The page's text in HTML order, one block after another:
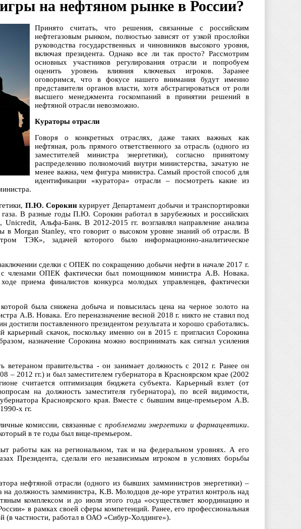
на нефтяном рынке в России?
Принято считать, что решения, связанные с российским
нефтегазовым рынком, полностью зависят от узкой прослойки
руководства государственных и чиновников высокого уровня,
включая президента. Однако все ли так просто? Рассмотрим
основных участников регулирования отрасли и попробуем
оценить уровень влияния ключевых игроков. Заранее
оговоримся, что в фокусе нашего внимания будут именно
представители органов власти, хотя абстрагироваться от роли
высшего менеджмента госкомпаний в принятии решений в
нефтяной отрасли невозможно.
Кураторы отрасли
Говоря о конкретных отраслях, даже таких важных как
нефтяная, роль прямого ответственного за отрасль (одного из
заместителей министра энергетики), согласно принятому
распределению полномочий внутри министерства, зачатую не
менее важна, чем фигура министра. Самый простой способ для
идентификации «куратора» отрасли – посмотреть какие из
П.Ю. Сорокинкурирует Департамент добычи и транспортировки
В разные годы П.Ю. Сорокин работал в зарубежных и российских
Альфа-Банк. В 2012-2015 гг. возглавлял направление анализа
в Morgan Stanley, что говорит о высоком уровне знаний об отрасли. В
ТЭК», задачей которого было информационно-аналитическое
сделки с ОПЕК по сокращению добычи нефти в начале 2017 г.
с членами ОПЕК фактически был помощником министра А.В. Новака.
приема финалистов конкурса молодых управленцев, фактически
была снижена добыча и повысилась цена на черное золото на
А.В. Новака. Его переназначение весной 2018 г. никто не ставил под
поставленного президентом результата и хорошо сработались.
скачок, поскольку именно он в 2015 г. пригласил Сорокина
назначение Сорокина можно воспринимать как сигнал усиления
ветераном правительства - он занимает должность с 2012 г. Ранее он
– 2012 гг.) и был заместителем губернатора в Красноярском крае (2002
считается оптимизация бюджета субъекта. Карьерный взлет (от
на должность заместителя губернатора), по всей видимости,
Красноярского края. Вместе с бывшим вице-премьером А.В.
х гг.
комиссии, связанные с проблемами энергетики и фармацевтики.
в те годы был вице-премьером.
работы как на региональном, так и на федеральном уровнях. А его
Президента, сделали его независимым игроком в условиях борьбы
нефтяной отрасли (одного из бывших замминистров энергетики) –
должность замминистра, К.В. Молодцов де-юре утратил контроль над
комплексом и до июля этого года «осуществляет координацию и
в рамках своей сферы компетенций. Ранее, его профессиональная
(в частности, работал в ОАО «Сибур-Холдинге»).